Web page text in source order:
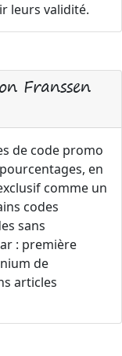
leurs validité.
Franssen
de code promo
en
comme un
codes
sans
: première
de
articles